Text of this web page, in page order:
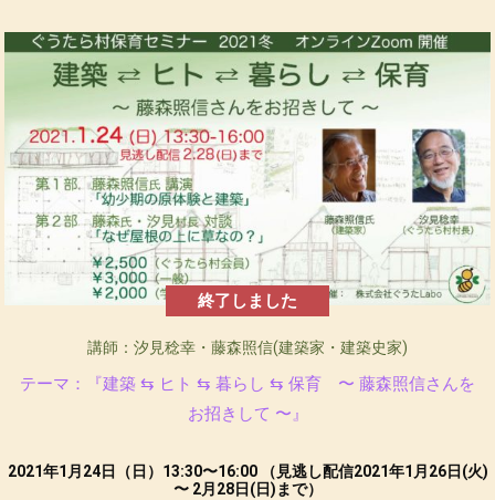
終了しました
講師：汐見稔幸・藤森照信(建築家・建築史家)
テーマ：『建築 ⇆ ヒト ⇆ 暮らし ⇆ 保育 〜 藤森照信さんを
お招きして 〜』
2021年1月24日（日）13:30〜16:00 （見逃し配信2021年1月26日(火)
〜 2月28日(日)まで）